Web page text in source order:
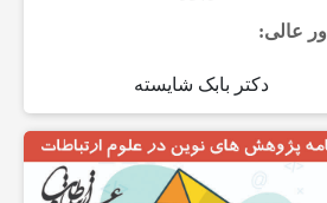
عالی:
دکتر بابک شایسته